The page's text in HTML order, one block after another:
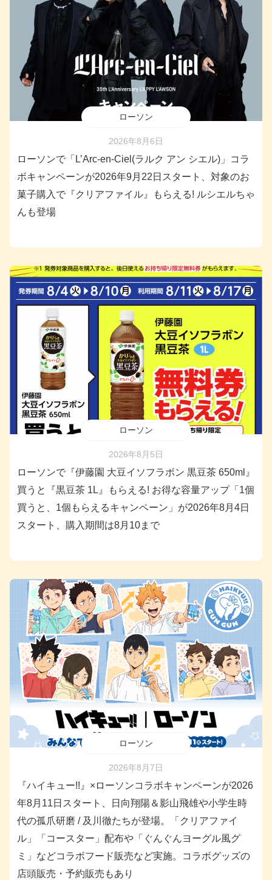
ローソン
2026年8月6日
ローソンで「L’Arc-en-Ciel(ラルク アン シエル)」コラ
ボキャンペーンが2026年9月22日スタート、対象のお
菓子購入で『クリアファイル』もらえる! ルシエルちゃ
んも登場
ローソン
2026年8月5日
ローソンで『伊藤園 大豆イソフラボン 黒豆茶 650ml』
買うと『黒豆茶 1L』もらえる! お得な容量アップ「1個
買うと、1個もらえるキャンペーン」が2026年8月4日
スタート、購入期間は8月10まで
ローソン
2026年8月7日
『ハイキュー!!』×ローソンコラボキャンペーンが2026
年8月11日スタート、日向翔陽＆影山飛雄や小学生時
代の孤爪研磨 / 及川徹たちが登場。「クリアファイ
ル」「コースター」配布や「ぐんぐんヨーグル風グ
ミ」などコラボフード販売など実施。コラボグッズの
店頭販売・予約販売もあり